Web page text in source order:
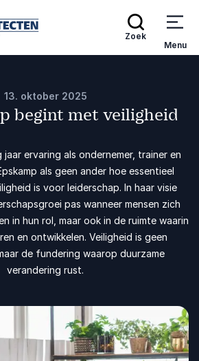
Zoek
Menu
13. oktober 2025
begint met veiligheid
ervaring als ondernemer, trainer en
als geen ander hoe essentieel
is voor leiderschap. In haar visie
pas wanneer mensen zich
in hun rol, maar ook in de ruimte waarin
en ontwikkelen. Veiligheid is geen
de fundering waarop duurzame
verandering rust.